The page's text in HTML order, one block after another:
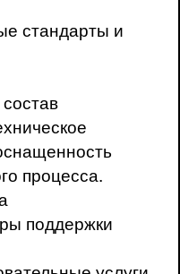
стандарты и
процесса.
поддержки